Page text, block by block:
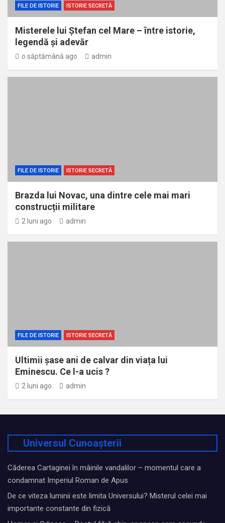
FILE DE ISTORIE ISTORIE SECRETĂ
Misterele lui Ștefan cel Mare – între istorie,
legendă și adevăr
o săptămână ago admin
FILE DE ISTORIE ISTORIE SECRETĂ
Brazda lui Novac, una dintre cele mai mari
construcții militare
2 luni ago admin
FILE DE ISTORIE ISTORIE SECRETĂ
Ultimii șase ani de calvar din viața lui
Eminescu. Ce l-a ucis ?
2 luni ago admin
Universul Cunoașterii
Căderea Cartaginei în mâinile vandalilor – momentul care a
condamnat Imperiul Roman de Apus
De ce viteza luminii este limita Universului? Misterul celei mai
importante constante din fizică